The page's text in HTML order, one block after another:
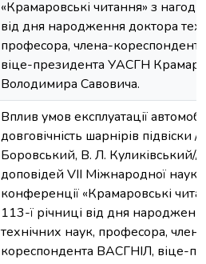
«Крамаровські читання» з
від дня народження доктора
професора, члена-
віце-президента УАСГН
Володимира Савовича.
Вплив умов експлуатації
довговічність шарнірів підвіски
Боровський, В. Л. Куликівський//
доповідей VIІ Міжнародної
конференції «Крамаровські
113-ї річниці від дня
технічних наук, професора,
кореспондента ВАСГНІЛ, віце-